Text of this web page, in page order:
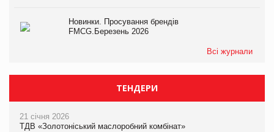
Новинки. Просування брендів
FMCG.Березень 2026
Всі журнали
ТЕНДЕРИ
21 січня 2026
ТДВ «Золотоніський маслоробний комбінат»